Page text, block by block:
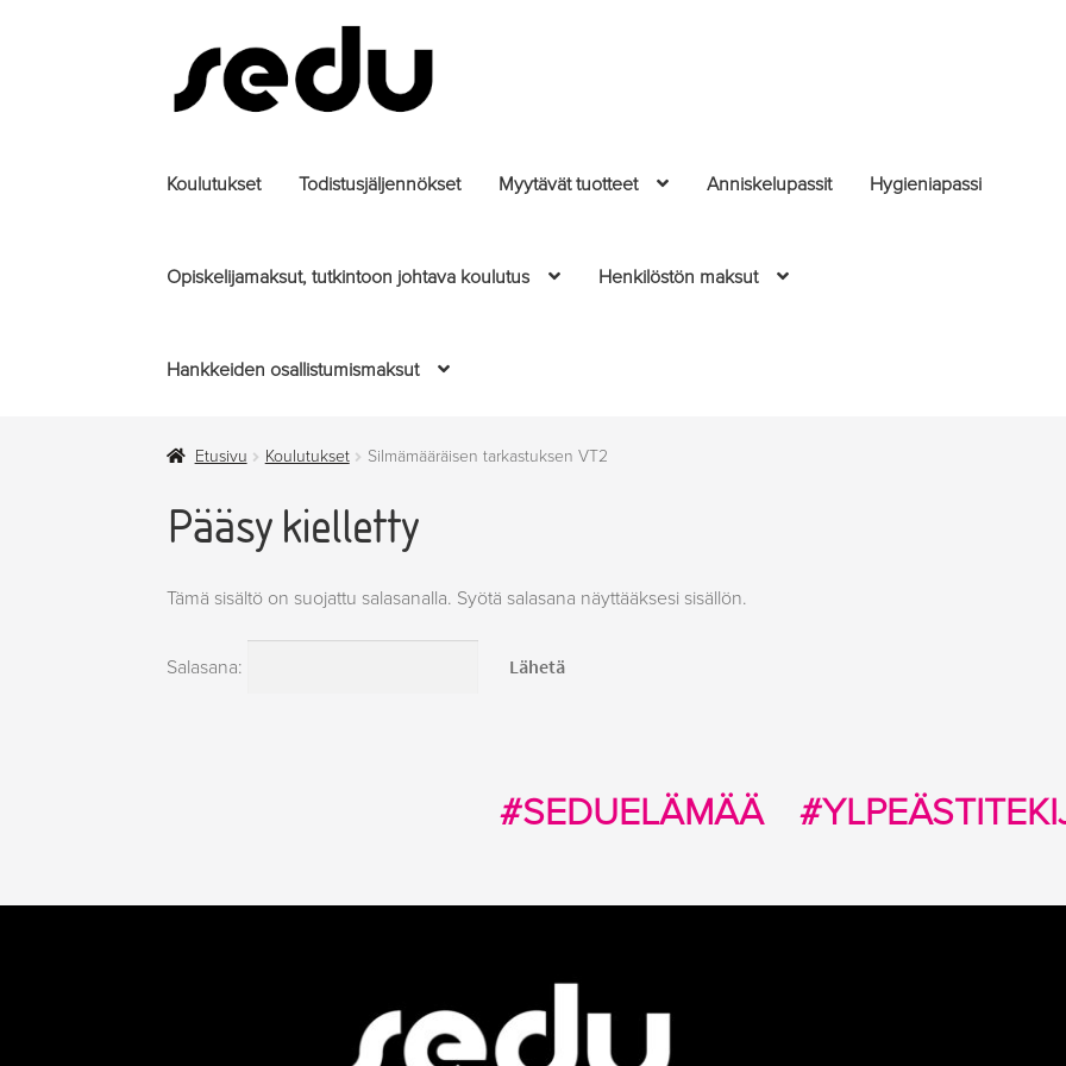
Siirry
navigointiin
Siirry
sisältöön
Koulutukset Todistusjäljennökset Myytävät tuotteet Anniskelupassit Hygieniapassi
Opiskelijamaksut, tutkintoon johtava koulutus Henkilöstön maksut
Hankkeiden osallistumismaksut
Etusivu Koulutukset Silmämääräisen tarkastuksen VT2
Pääsy kielletty
Tämä sisältö on suojattu salasanalla. Syötä salasana näyttääksesi sisällön.
Salasana:
#SEDUELÄMÄÄ